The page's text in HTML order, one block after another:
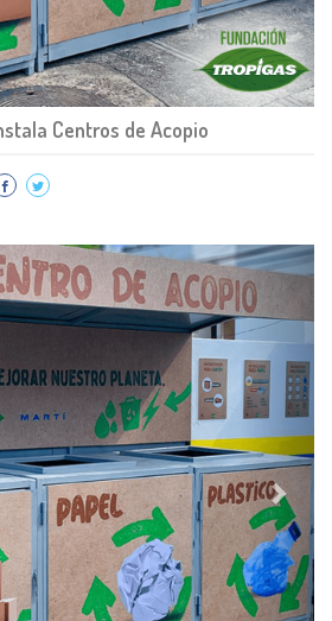
Centros de Acopio
Next